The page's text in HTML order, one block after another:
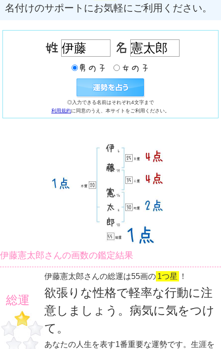
名付けのサポートにお気軽にご利用ください。
◎入力できる名前はそれぞれ4文字まで
利用規約に同意のうえ、本サイトをご利用ください。
伊藤憲太郎さんの画数の鑑定結果
総運
伊藤憲太郎さんの総運は55画の 1つ星 ！
欲張りな性格で軽率な行動に注
意しましょう。病気に気をつけ
て。
あなたの人生を表す1番重要な運勢です。生涯を